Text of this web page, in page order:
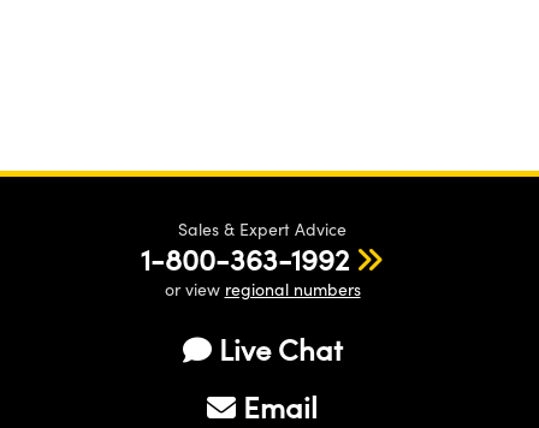
Sales & Expert Advice
1-800-363-1992
or view regional numbers
Live Chat
Email